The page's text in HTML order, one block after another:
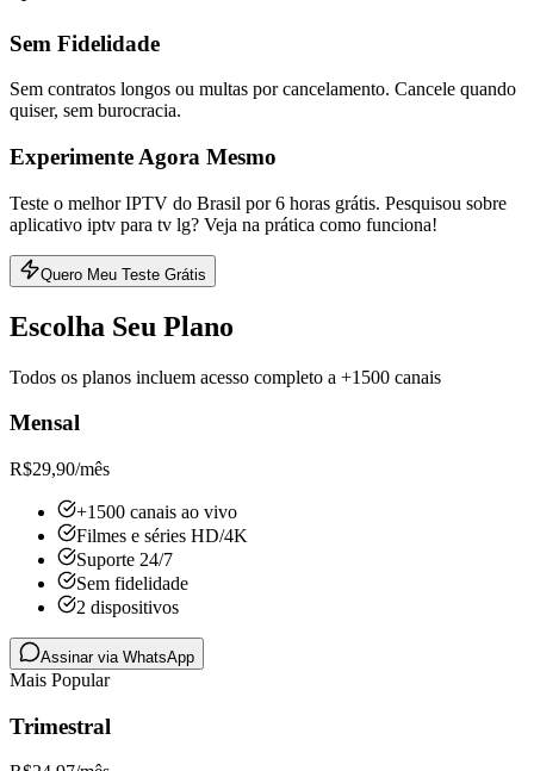
Sem Fidelidade
Sem contratos longos ou multas por cancelamento. Cancele quando
quiser, sem burocracia.
Experimente Agora Mesmo
Teste o melhor IPTV do Brasil por 6 horas grátis. Pesquisou sobre
aplicativo iptv para tv lg? Veja na prática como funciona!
Quero Meu Teste Grátis
Escolha Seu Plano
Todos os planos incluem acesso completo a +1500 canais
Mensal
R$29,90/mês
+1500 canais ao vivo
Filmes e séries HD/4K
Suporte 24/7
Sem fidelidade
2 dispositivos
Assinar via WhatsApp
Mais Popular
Trimestral